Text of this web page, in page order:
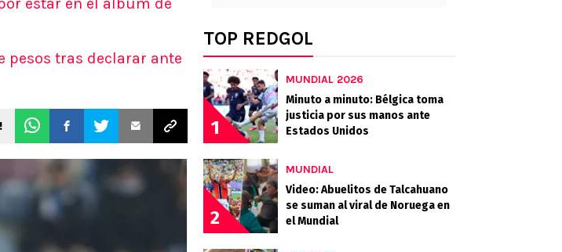
pesos tras declarar ante
TOP REDGOL
1
MUNDIAL 2026
Minuto a minuto: Bélgica toma
justicia por sus manos ante
Estados Unidos
2
MUNDIAL
Video: Abuelitos de Talcahuano
se suman al viral de Noruega en
el Mundial